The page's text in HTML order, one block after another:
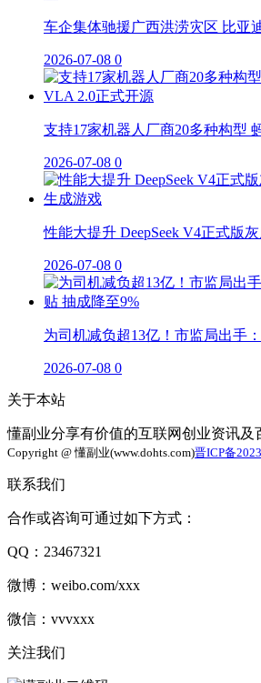
车企集体驰援广西洪涝灾区 比亚
2026-07-08 0
支持17家机器人厂商20多种构型
2026-07-08 0
性能大提升 DeepSeek V4正式版
2026-07-08 0
为司机减负超13亿！市监局出手
2026-07-08 0
关于本站
懂副业分享有价值的互联网创业资讯及
Copyright @ 懂副业(www.dohts.com)晋ICP备
联系我们
合作或咨询可通过如下方式：
QQ：23467321
微博：weibo.com/xxx
微信：vvvxxx
关注我们